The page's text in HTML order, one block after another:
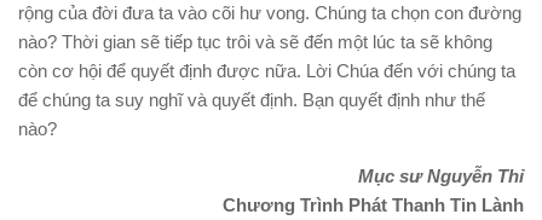
rộng của đời đưa ta vào cõi hư vong. Chúng ta chọn con đường
nào? Thời gian sẽ tiếp tục trôi và sẽ đến một lúc ta sẽ không
còn cơ hội để quyết định được nữa. Lời Chúa đến với chúng ta
để chúng ta suy nghĩ và quyết định. Bạn quyết định như thế
nào?
Mục sư Nguyễn Thỉ
Chương Trình Phát Thanh Tin Lành